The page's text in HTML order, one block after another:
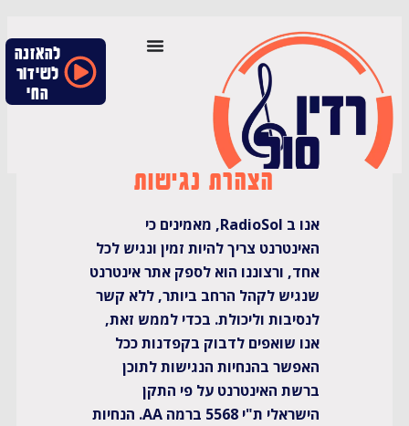
להאזנה
לשידור
החי
הצהרת נגישות
אנו ב RadioSol, מאמינים כי
האינטרנט צריך להיות זמין ונגיש לכל
אחד, ורצוננו הוא לספק אתר אינטרנט
שנגיש לקהל הרחב ביותר, ללא קשר
לנסיבות וליכולת. בכדי לממש זאת,
אנו שואפים לדבוק בקפדנות ככל
האפשר בהנחיות הנגישות לתוכן
ברשת האינטרנט על פי התקן
הישראלי ת"י 5568 ברמה AA. הנחיות